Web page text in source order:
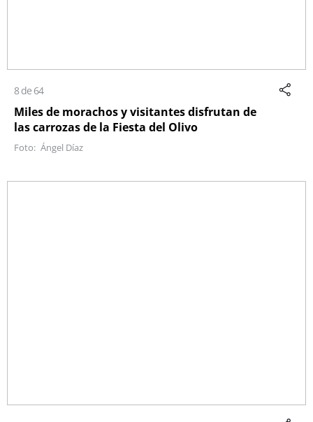
8 de 64
Miles de morachos y visitantes disfrutan de
las carrozas de la Fiesta del Olivo
Ángel Díaz